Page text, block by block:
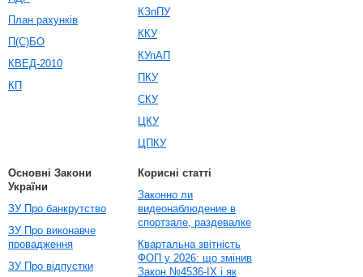
План рахунків
П(С)БО
КВЕД-2010
КП
КЗпПУ
ККУ
КУпАП
ПКУ
СКУ
ЦКУ
ЦПКУ
Основні Закони
України
ЗУ Про банкрутство
ЗУ Про виконавче
провадження
ЗУ Про відпустки
Корисні статті
Законно ли
видеонаблюдение в
спортзале, раздевалке
Квартальна звітність
ФОП у 2026: що змінив
Закон №4536-IX і як